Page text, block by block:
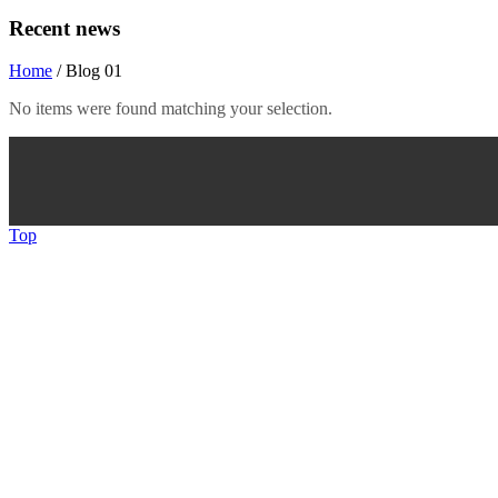
Recent news
Home / Blog 01
No items were found matching your selection.
Top